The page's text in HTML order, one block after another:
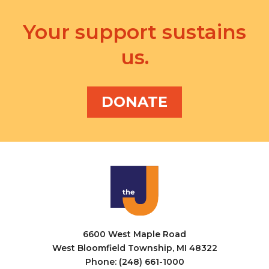
V
i
Your support sustains
us.
DONATE
6600 West Maple Road
West Bloomfield Township, MI 48322
Phone: (248) 661-1000